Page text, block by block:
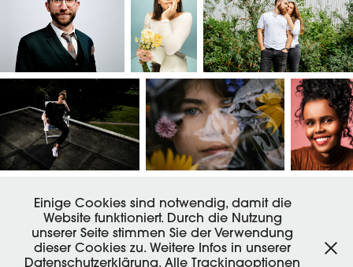
Einige Cookies sind notwendig, damit die
Website funktioniert. Durch die Nutzung
unserer Seite stimmen Sie der Verwendung
dieser Cookies zu. Weitere Infos in unserer
Datenschutzerklärung. Alle Trackingoptionen